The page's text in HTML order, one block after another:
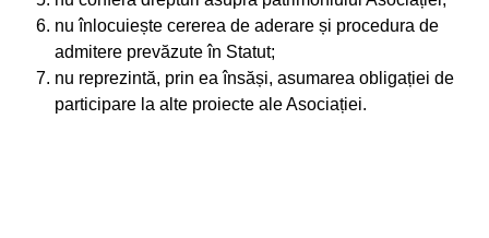
nu înlocuiește cererea de aderare și procedura de
admitere prevăzute în Statut;
nu reprezintă, prin ea însăși, asumarea obligației de
participare la alte proiecte ale Asociației.